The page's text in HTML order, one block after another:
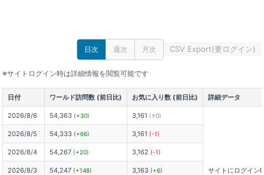
日次 週次 月次 CSV Export(要ログイン)
※サイトログイン時は詳細情報を閲覧可能です
日付 ワールド訪問数 (前日比) お気に入り数 (前日比) 詳細データ
2026/8/6 54,363 (+30) 3,161 (±0)
サイトにログイン
2026/8/5 54,333 (+66) 3,161 (-1)
2026/8/4 54,267 (+20) 3,162 (-1)
2026/8/3 54,247 (+148) 3,163 (+6)